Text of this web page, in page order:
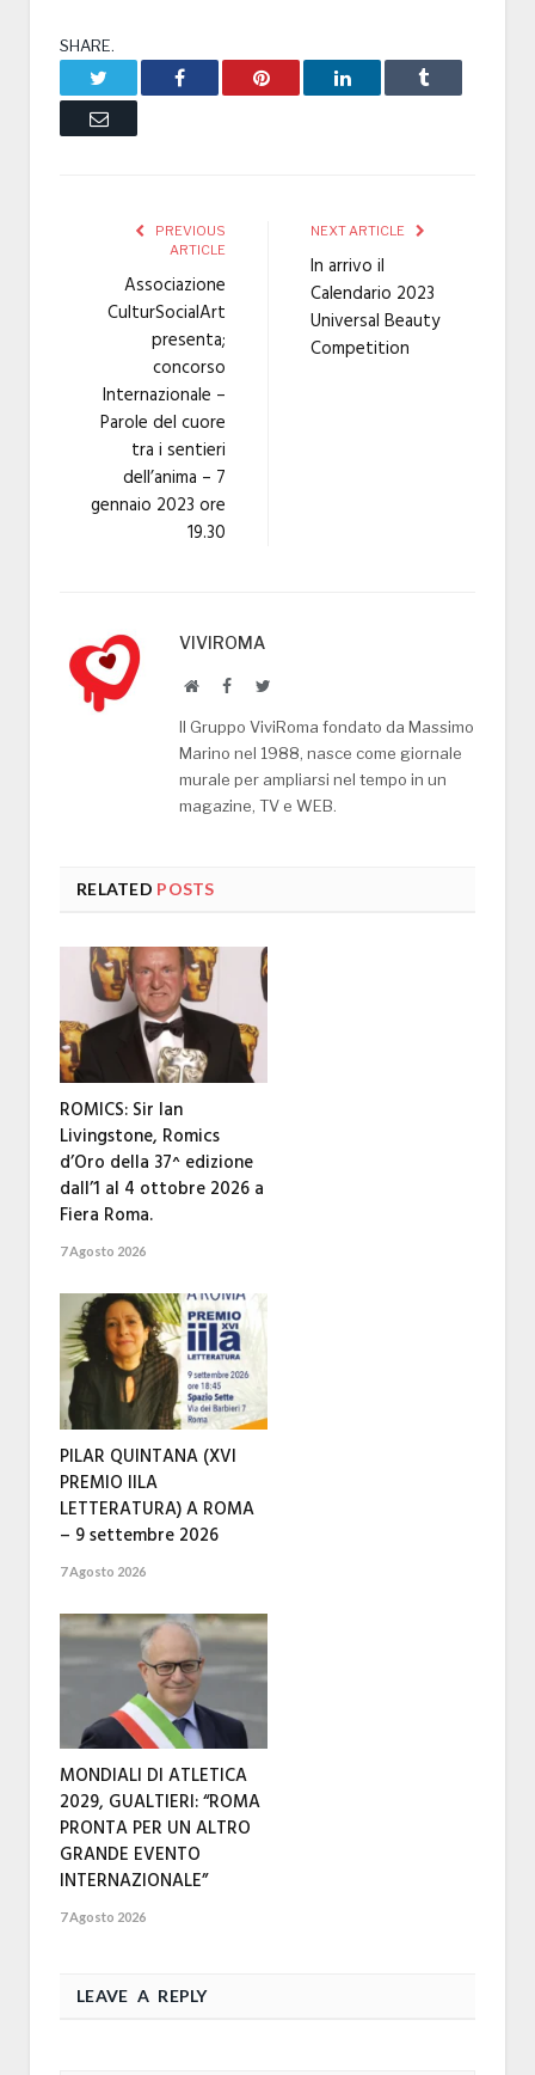
SHARE.
Facebook Pinterest LinkedIn Tumblr
Email
PREVIOUS
ARTICLE
Associazione
CulturSocialArt
presenta;
concorso
Internazionale –
Parole del cuore
tra i sentieri
dell’anima – 7
gennaio 2023 ore
19.30
NEXT ARTICLE
In arrivo il
Calendario 2023
Universal Beauty
Competition
VIVIROMA
WebsiteFacebookTwitter
Il Gruppo ViviRoma fondato da Massimo
Marino nel 1988, nasce come giornale
murale per ampliarsi nel tempo in un
magazine, TV e WEB.
RELATED POSTS
ROMICS: Sir Ian
Livingstone, Romics
d’Oro della 37^ edizione
dall’1 al 4 ottobre 2026 a
Fiera Roma.
7 Agosto 2026
PILAR QUINTANA (XVI
PREMIO IILA
LETTERATURA) A ROMA
– 9 settembre 2026
7 Agosto 2026
MONDIALI DI ATLETICA
2029, GUALTIERI: “ROMA
PRONTA PER UN ALTRO
GRANDE EVENTO
INTERNAZIONALE”
7 Agosto 2026
LEAVE A REPLY